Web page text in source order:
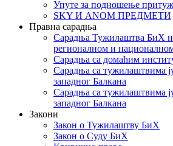
Упуте за подношење
SKY И ANOM ПРЕДМЕТИ
Правна сарадња
Сарадња Тужилаштва БиХ
регионалном и
Сарадња са домаћим
Сарадња са тужилаштвима
западног Балкана
Сарадња са тужилаштвима
западног Балкана
Закони
Закон о Тужилаштву БиХ
Закон о Суду БиХ